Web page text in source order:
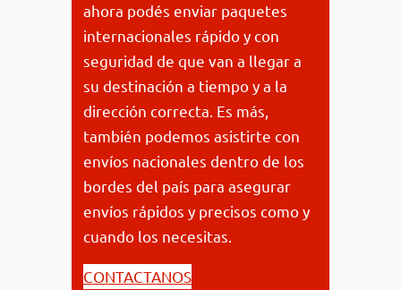
ahora podés enviar paquetes
internacionales rápido y con
seguridad de que van a llegar a
su destinación a tiempo y a la
dirección correcta. Es más,
también podemos asistirte con
envíos nacionales dentro de los
bordes del país para asegurar
envíos rápidos y precisos como y
cuando los necesitas.
CONTACTANOS